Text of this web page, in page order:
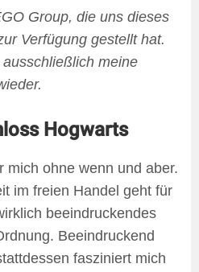
Group, die uns dieses
Verfügung gestellt hat.
meine
Hogwarts
mich ohne wenn und aber.
im freien Handel geht für
beeindruckendes
Beeindruckend
fasziniert mich